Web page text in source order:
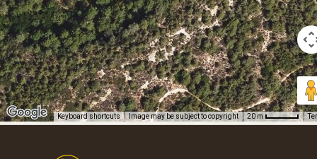
Keyboard shortcuts Image may be subject to copyright 20 m